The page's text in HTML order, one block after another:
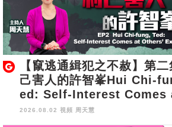
【竄逃通緝犯之不赦】第二
己害人的許智峯Hui Chi-
ed: Self-Interest Comes
thers' Expense
2026.08.02 視頻 周天慧